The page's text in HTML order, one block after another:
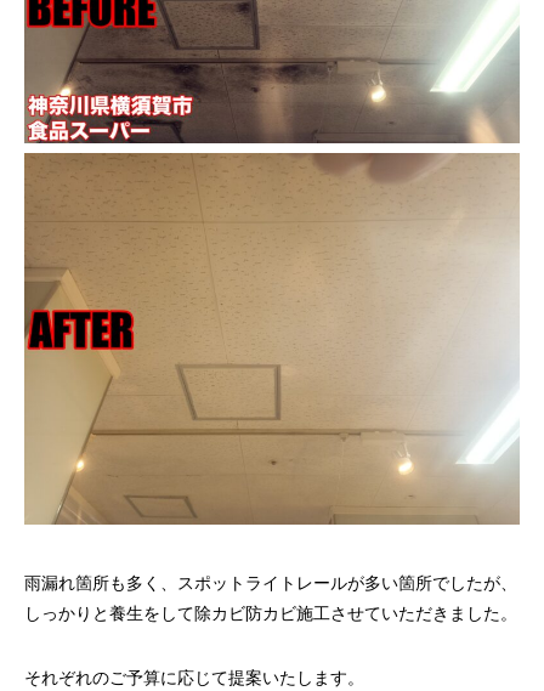
雨漏れ箇所も多く、スポットライトレールが多い箇所でしたが、
しっかりと養生をして除カビ防カビ施工させていただきました。
それぞれのご予算に応じて提案いたします。